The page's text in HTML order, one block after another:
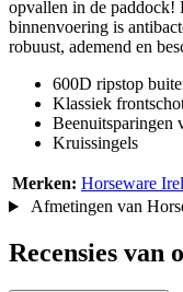
opvallen in de paddock!
binnenvoering is
robuust, ademend en
600D ripstop
Klassiek
Beenuitsparingen
Kruissingels
Merken: Horseware
Afmetingen van
Recensies van